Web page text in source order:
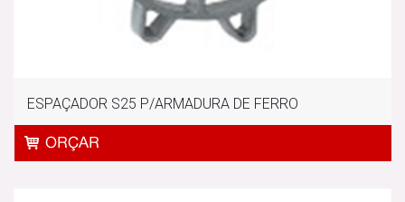
ESPAÇADOR S25 P/ARMADURA DE FERRO